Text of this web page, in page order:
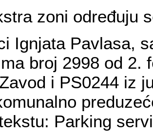
zoni određuju
Ignjata Pavlasa,
broj 2998 od 2.
i PS0244 iz
Parking